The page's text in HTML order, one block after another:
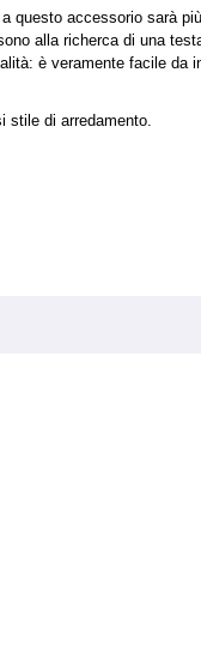
questo accessorio sarà
alla richerca di una
è veramente facile da
di arredamento.